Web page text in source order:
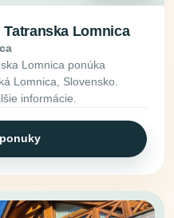
Tatranska Lomnica
Lomnica ponúka
Lomnica, Slovensko.
informácie.